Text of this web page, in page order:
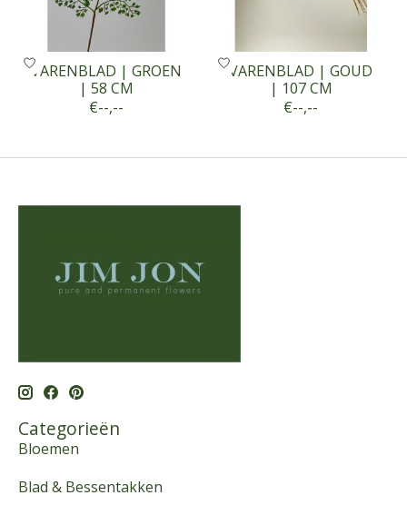
VARENBLAD | GROEN
| 58 CM
€--,--
VARENBLAD | GOUD
| 107 CM
€--,--
Categorieën
Bloemen
Blad & Bessentakken